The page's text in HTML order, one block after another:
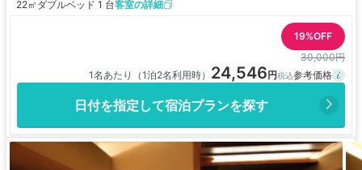
22㎡ ダブルベッド 1 台客室の詳細
19%OFF
30,000円
1名あたり（1泊2名利用時） 24,546
日付を指定して宿泊プランを探す